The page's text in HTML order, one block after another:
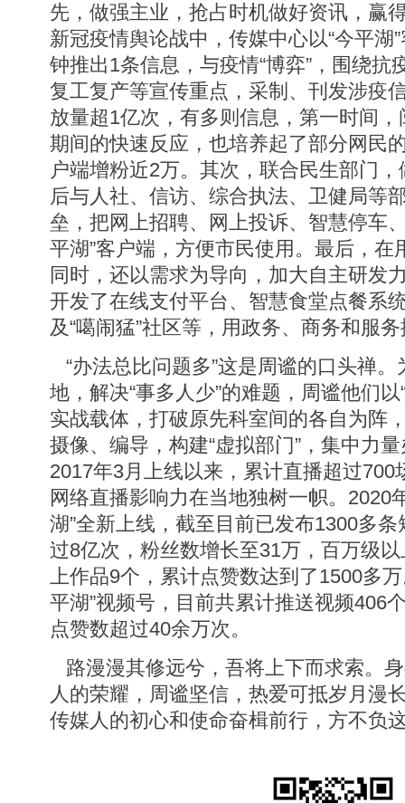
先，做强主业，抢占时机做好资讯，赢
新冠疫情舆论战中，传媒中心以“今平湖
钟推出1条信息，与疫情“博弈”，围绕抗
复工复产等宣传重点，采制、刊发涉疫
放量超1亿次，有多则信息，第一时间
期间的快速反应，也培养起了部分网民
户端增粉近2万。其次，联合民生部门，
后与人社、信访、综合执法、卫健局等
垒，把网上招聘、网上投诉、智慧停车
平湖”客户端，方便市民使用。最后，
同时，还以需求为导向，加大自主研发
开发了在线支付平台、智慧食堂点餐系
及“噶闹猛”社区等，用政务、商务和服
“办法总比问题多”这是周谧的口头禅
地，解决“事多人少”的难题，周谧他们以
实战载体，打破原先科室间的各自为阵
摄像、编导，构建“虚拟部门”，集中力
2017年3月上线以来，累计直播超过700
网络直播影响力在当地独树一帜。2020
湖”全新上线，截至目前已发布1300多
过8亿次，粉丝数增长至31万，百万级
上作品9个，累计点赞数达到了1500多
平湖”视频号，目前共累计推送视频406
点赞数超过40余万次。
路漫漫其修远兮，吾将上下而求索。
人的荣耀，周谧坚信，热爱可抵岁月漫
传媒人的初心和使命奋楫前行，方不负